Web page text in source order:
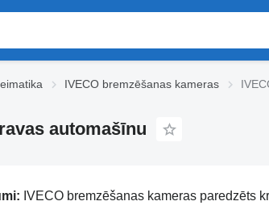
IVECO bremzēšanas kameras
automašīnu
IVECO bremzēšanas kameras paredzēts